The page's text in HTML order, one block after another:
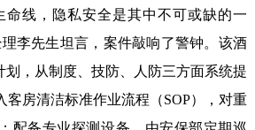
命线，隐私安全是其中不可或缺的一
李先生坦言，案件敲响了警钟。该酒
划，从制度、技防、人防三方面系统提
客房清洁标准作业流程（SOP），对重